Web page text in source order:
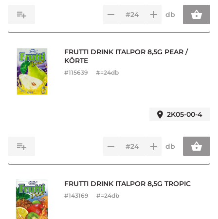
db
FRUTTI DRINK ITALPOR 8,5G PEAR /
KÖRTE
#115639 #=24db
2K05-00-4
db
FRUTTI DRINK ITALPOR 8,5G TROPIC
#143169 #=24db